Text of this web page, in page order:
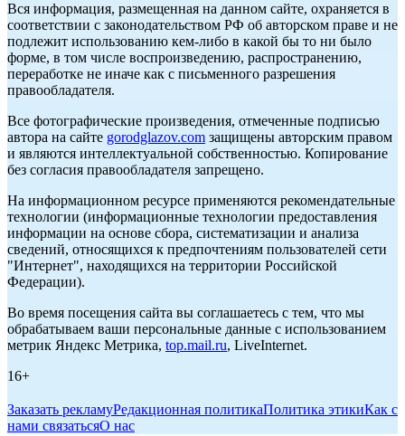
Вся информация, размещенная на данном сайте, охраняется в
соответствии с законодательством РФ об авторском праве и не
подлежит использованию кем-либо в какой бы то ни было
форме, в том числе воспроизведению, распространению,
переработке не иначе как с письменного разрешения
правообладателя.
Все фотографические произведения, отмеченные подписью
автора на сайте gorodglazov.com защищены авторским правом
и являются интеллектуальной собственностью. Копирование
без согласия правообладателя запрещено.
На информационном ресурсе применяются рекомендательные
технологии (информационные технологии предоставления
информации на основе сбора, систематизации и анализа
сведений, относящихся к предпочтениям пользователей сети
"Интернет", находящихся на территории Российской
Федерации).
Во время посещения сайта вы соглашаетесь с тем, что мы
обрабатываем ваши персональные данные с использованием
метрик Яндекс Метрика, top.mail.ru, LiveInternet.
16+
Заказать рекламуРедакционная политикаПолитика этикиКак с
нами связатьсяО нас